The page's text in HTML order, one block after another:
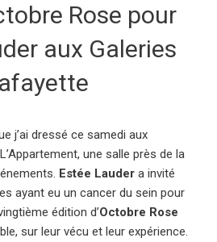
Rose pour
aux Galeries
j’ai dressé ce samedi aux
une salle près de la
Estée Lauder a invité
ayant eu un cancer du sein pour
édition d’Octobre Rose
sur leur vécu et leur expérience.